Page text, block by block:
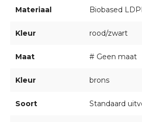
Materiaal Biobased
Kleur rood/zwart
Maat # Geen maat
Kleur brons
Soort Standaard